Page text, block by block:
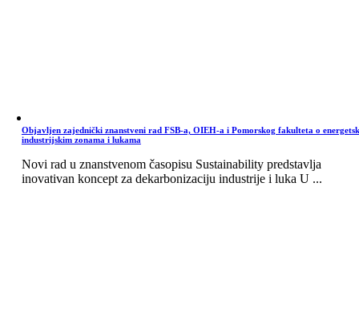
Objavljen zajednički znanstveni rad FSB-a, OIEH-a i Pomorskog fakulteta o
industrijskim zonama i lukama
Novi rad u znanstvenom časopisu Sustainability predstavlja
inovativan koncept za dekarbonizaciju industrije i luka U ...